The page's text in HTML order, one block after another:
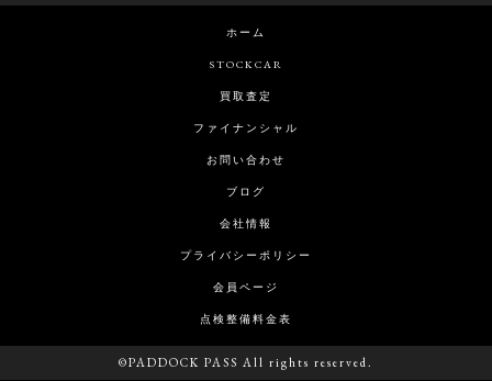
ホーム
STOCKCAR
買取査定
ファイナンシャル
お問い合わせ
ブログ
会社情報
プライバシーポリシー
会員ページ
点検整備料金表
©PADDOCK PASS All rights reserved.